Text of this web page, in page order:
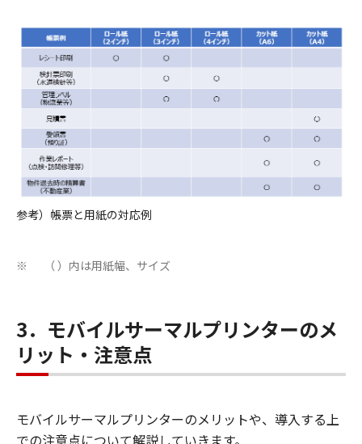
参考）帳票と用紙の対応例
※ （ ）内は用紙幅、サイズ
3．モバイルサーマルプリンターのメ
リット・注意点
モバイルサーマルプリンターのメリットや、導入する上
での注意点について解説していきます。